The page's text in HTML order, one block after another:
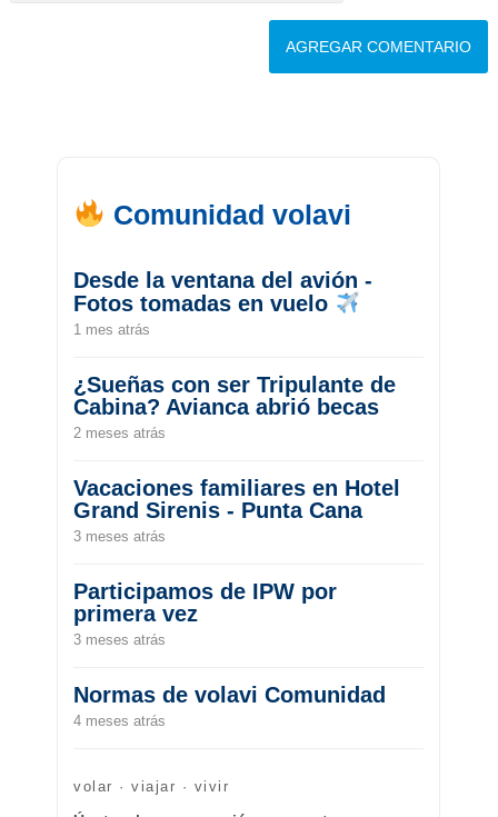
Comunidad volavi
Desde la ventana del avión -
Fotos tomadas en vuelo
1 mes atrás
¿Sueñas con ser Tripulante de
Cabina? Avianca abrió becas
2 meses atrás
Vacaciones familiares en Hotel
Grand Sirenis - Punta Cana
3 meses atrás
Participamos de IPW por
primera vez
3 meses atrás
Normas de volavi Comunidad
4 meses atrás
volar · viajar · vivir